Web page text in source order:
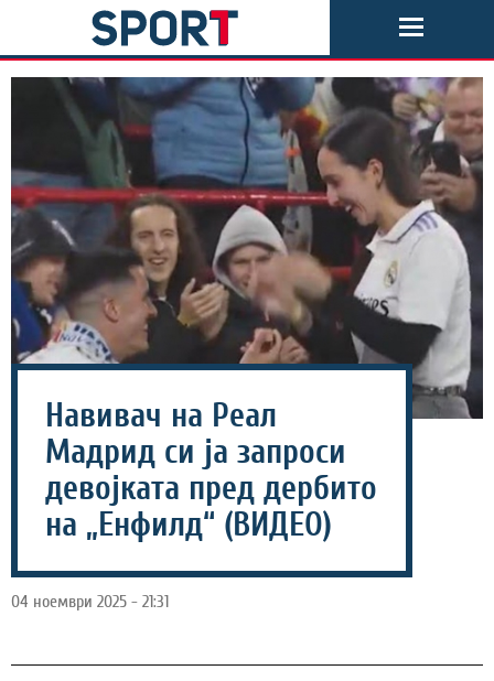
Навивач на Реал
Мадрид си ја запроси
девојката пред дербито
на „Енфилд“ (ВИДЕО)
04 ноември 2025 - 21:31